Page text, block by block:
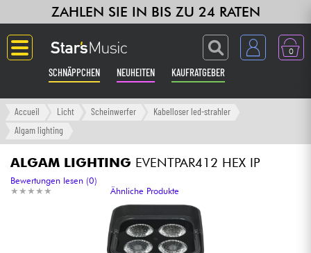
ZAHLEN SIE IN BIS ZU 24 RATEN
0
SCHNÄPPCHEN NEUHEITEN KAUFRATGEBER
Langue
Verstärker & Effekte
Klaviere & Piano
Accueil Licht Scheinwerfer
Kabelloser led-strahler
Algam lighting
ALGAM LIGHTING EVENTPAR412 HEX IP
★ ★ ★ ★ ★
★ ★ ★ ★ ★
Bewertungen lesen (0)
Ähnliche Produkte